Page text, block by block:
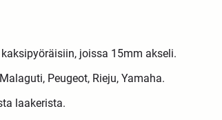
joissa 15mm akseli.
Peugeot, Rieju, Yamaha.
laakerista.